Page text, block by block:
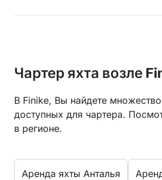
Чартер яхта возле
В Finike, Вы найдете множество
доступных для чартера.
в регионе.
Aренда яхты Анталья